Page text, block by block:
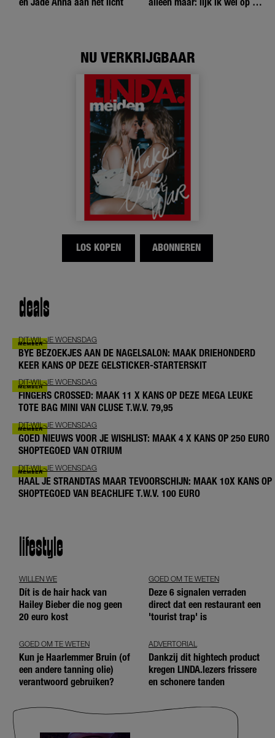
NU VERKRIJGBAAR
LOS KOPEN ABONNEREN
deals
DIT-WIL-JE WOENSDAG
BYE BEZOEKJES AAN DE NAGELSALON: MAAK DRIEHONDERD
KEER KANS OP DEZE GELSTICKER-STARTERSKIT
DIT-WIL-JE WOENSDAG
FINGERS CROSSED: MAAK 11 X KANS OP DEZE MEGA LEUKE
TOTE BAG MINI VAN CLUSE T.W.V. 79,95
DIT-WIL-JE WOENSDAG
GOED NIEUWS VOOR JE WISHLIST: MAAK 4 X KANS OP 250 EURO
SHOPTEGOED VAN OTRIUM
DIT-WIL-JE WOENSDAG
HAAL JE STRANDTAS MAAR TEVOORSCHIJN: MAAK 10X KANS OP
SHOPTEGOED VAN BEACHLIFE T.W.V. 100 EURO
lifestyle
WILLEN WE
Dít is de hair hack van
Hailey Bieber die nog geen
20 euro kost
GOED OM TE WETEN
Deze 6 signalen verraden
direct dat een restaurant een
'tourist trap' is
GOED OM TE WETEN
Kun je Haarlemmer Bruin (of
een andere tanning olie)
verantwoord gebruiken?
ADVERTORIAL
Dankzij dit hightech product
kregen LINDA.lezers frissere
en schonere tanden